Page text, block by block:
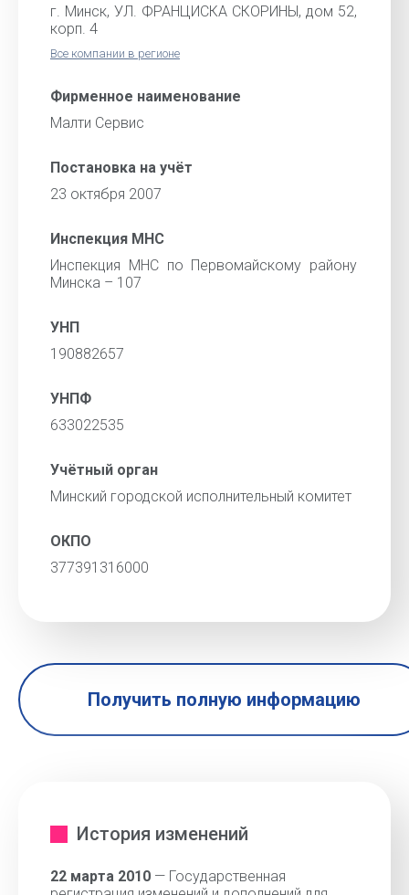
г. Минск, УЛ. ФРАНЦИСКА СКОРИНЫ, дом 52,
корп. 4
Все компании в регионе
Фирменное наименование
Малти Сервис
Постановка на учёт
23 октября 2007
Инспекция МНС
Инспекция МНС по Первомайскому району
Минска – 107
УНП
190882657
УНПФ
633022535
Учётный орган
Минский городской исполнительный комитет
ОКПО
377391316000
Получить полную информацию
История изменений
22 марта 2010 — Государственная